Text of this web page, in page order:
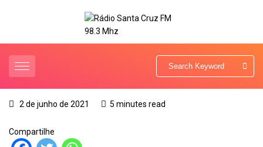
2 de junho de 2021 5 minutes read
Compartilhe